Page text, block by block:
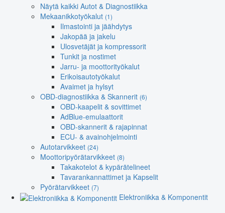
Näytä kaikki Autot & Diagnostiikka
Mekaanikkotyökalut (1)
Ilmastointi ja jäähdytys
Jakopää ja jakelu
Ulosvetäjät ja kompressorit
Tunkit ja nostimet
Jarru- ja moottorityökalut
Erikoisautotyökalut
Avaimet ja hylsyt
OBD-diagnostiikka & Skannerit (6)
OBD-kaapelit & sovittimet
AdBlue-emulaattorit
OBD-skannerit & rajapinnat
ECU- & avainohjelmointi
Autotarvikkeet (24)
Moottoripyörätarvikkeet (8)
Takakotelot & kypärätelineet
Tavarankannattimet ja Kapselit
Pyörätarvikkeet (7)
Elektroniikka & Komponentit